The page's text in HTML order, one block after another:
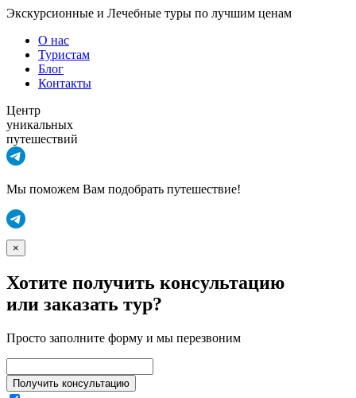
Экскурсионные и Лечебные туры по лучшим ценам
О нас
Туристам
Блог
Контакты
Центр
уникальных
путешествий
Мы поможем Вам подобрать путешествие!
×
Хотите получить консультацию
или заказать тур?
Просто заполните форму и мы перезвоним